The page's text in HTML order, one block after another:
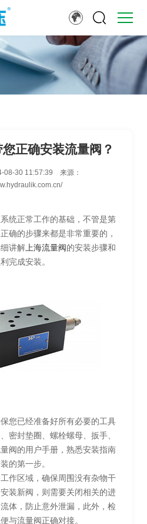
正确安装流量阀？
08-30 11:57:39
来源：
统正常工作的基础，不管是第
确的步骤来都是非常重要的，
讲解 上海流量阀的安装步骤和
完成安装。
您已经准备好所有必要的工具
密封垫圈、螺栓螺母、扳手、
阀的用户手册，熟悉安装指南
的第一步。
作区域，确保周围没有杂物干
装新阀，则需要关闭相关的进
体，防止意外泄漏，此外，检
与流量阀正确对接。